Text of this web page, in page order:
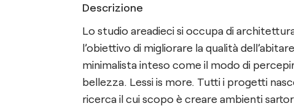
Descrizione
Lo studio areadieci si occupa di
l’obiettivo di migliorare la qualità
minimalista inteso come il modo di
bellezza. Lessi is more. Tutti i progetti
ricerca il cui scopo è creare ambienti